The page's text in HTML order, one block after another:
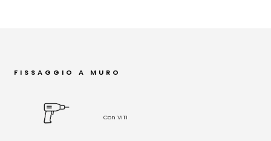
FISSAGGIO A MURO
Con VITI